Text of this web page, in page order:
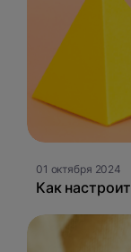
01 октября 2024
Как